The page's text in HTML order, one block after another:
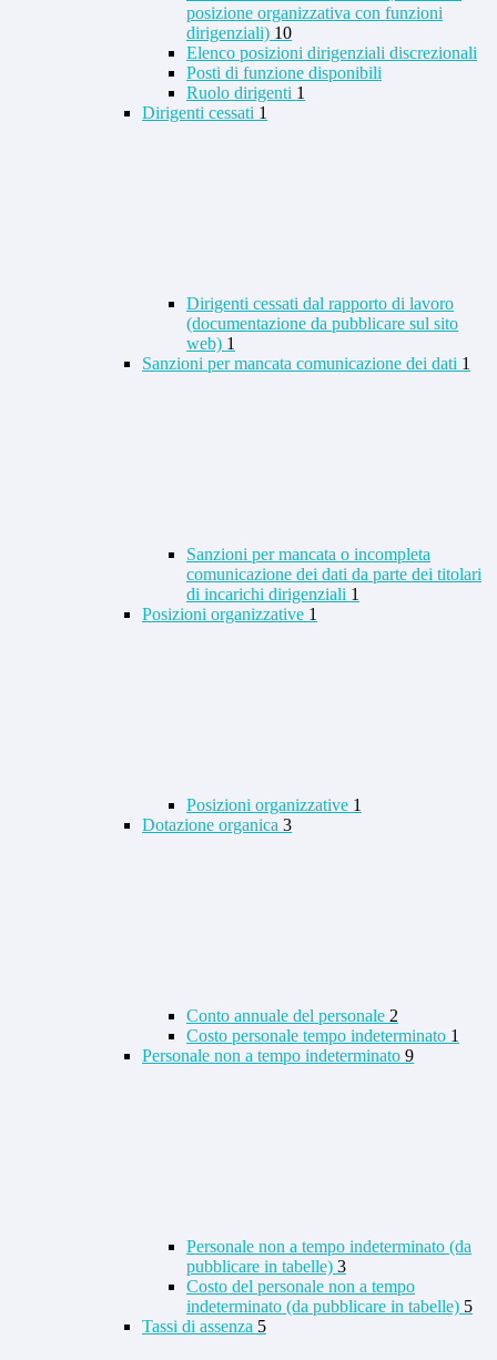
posizione organizzativa con funzioni
dirigenziali) 10
Elenco posizioni dirigenziali discrezionali
Posti di funzione disponibili
Ruolo dirigenti 1
Dirigenti cessati 1
Dirigenti cessati dal rapporto di lavoro
(documentazione da pubblicare sul sito
web) 1
Sanzioni per mancata comunicazione dei dati 1
Sanzioni per mancata o incompleta
comunicazione dei dati da parte dei titolari
di incarichi dirigenziali 1
Posizioni organizzative 1
Posizioni organizzative 1
Dotazione organica 3
Conto annuale del personale 2
Costo personale tempo indeterminato 1
Personale non a tempo indeterminato 9
Personale non a tempo indeterminato (da
pubblicare in tabelle) 3
Costo del personale non a tempo
indeterminato (da pubblicare in tabelle) 5
Tassi di assenza 5